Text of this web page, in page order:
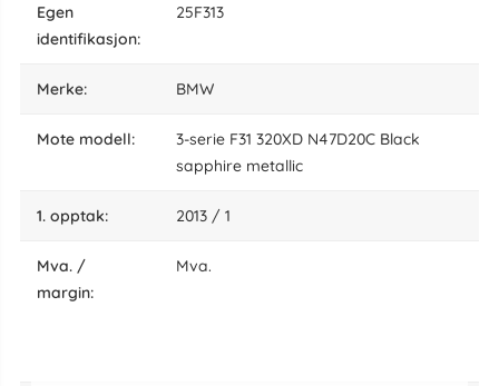
egen
identifikasjon:
25F313
Merke: BMW
Mote modell:
3-serie F31 320XD N47D20C Black
sapphire metallic
1. opptak: 2013 / 1
Mva. /
margin:
Mva.